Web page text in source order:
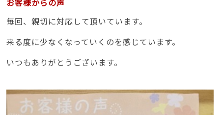
毎回、親切に対応して頂いています。
来る度に少なくなっていくのを感じています。
いつもありがとうございます。